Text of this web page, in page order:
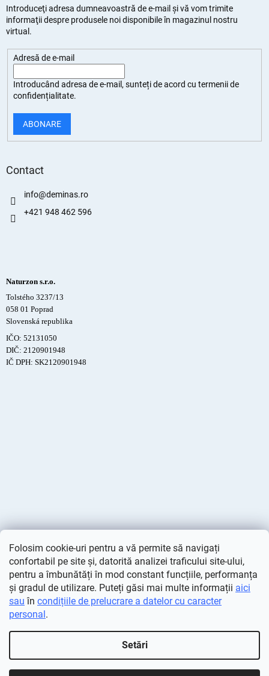
Folosim cookie-uri pentru a vă permite să navigați
confortabil pe site și, datorită analizei traficului site-ului,
pentru a îmbunătăți în mod constant funcțiile, performanța
și gradul de utilizare. Puteți găsi mai multe informații aici
sau în condițiile de prelucrare a datelor cu caracter
personal.
Setări
Introduceţi adresa dumneavoastră de e-mail şi vă vom trimite
informaţii despre produsele noi disponibile în magazinul nostru
virtual.
Adresă de e-mail
Introducând adresa de e-mail, sunteți deacord cu termenii de
confidențialitate.
ABONARE
Contact
info@deminas.ro
+421 948 462 596
Naturzon s.r.o.
Tolstého 3237/13
058 01 Poprad
Slovenská republika
IČO: 52131050
DIČ: 2120901948
IČ DPH: SK2120901948